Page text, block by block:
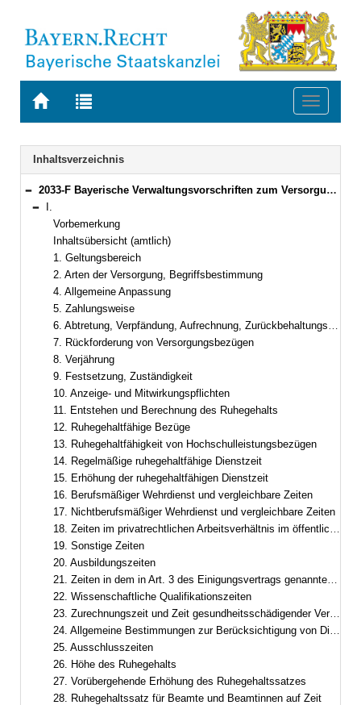
Zur
BAYERN.RECHT
Zur
letzten
Suche
Toggle
Navigation
Inhaltsverzeichnis
Bereich reduzieren
2033-F Bayerische Verwaltungsvorschriften zum Versorgungsrecht (BayVV-Versorgung) Bekanntmachung des Bayerischen Staatsministeriums der Finanzen vom 20. September 2012, Az. 24 - P 1601 - 043 - 38 950/11 (FMBl. S. 394)
Bereich reduzieren
I.
Vorbemerkung
Inhaltsübersicht (amtlich)
1. Geltungsbereich
2. Arten der Versorgung, Begriffsbestimmung
4. Allgemeine Anpassung
5. Zahlungsweise
6. Abtretung, Verpfändung, Aufrechnung, Zurückbehaltungsrecht
7. Rückforderung von Versorgungsbezügen
8. Verjährung
9. Festsetzung, Zuständigkeit
10. Anzeige- und Mitwirkungspflichten
11. Entstehen und Berechnung des Ruhegehalts
12. Ruhegehaltfähige Bezüge
13. Ruhegehaltfähigkeit von Hochschulleistungsbezügen
14. Regelmäßige ruhegehaltfähige Dienstzeit
15. Erhöhung der ruhegehaltfähigen Dienstzeit
16. Berufsmäßiger Wehrdienst und vergleichbare Zeiten
17. Nichtberufsmäßiger Wehrdienst und vergleichbare Zeiten
18. Zeiten im privatrechtlichen Arbeitsverhältnis im öffentlichen Dienst
19. Sonstige Zeiten
20. Ausbildungszeiten
21. Zeiten in dem in Art. 3 des Einigungsvertrags genannten Gebiet
22. Wissenschaftliche Qualifikationszeiten
23. Zurechnungszeit und Zeit gesundheitsschädigender Verwendung
24. Allgemeine Bestimmungen zur Berücksichtigung von Dienstzeiten
25. Ausschlusszeiten
26. Höhe des Ruhegehalts
27. Vorübergehende Erhöhung des Ruhegehaltssatzes
28. Ruhegehaltssatz für Beamte und Beamtinnen auf Zeit